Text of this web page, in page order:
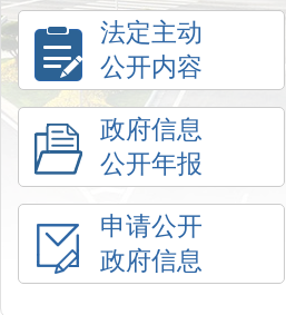
法定主动
公开内容
政府信息
公开年报
申请公开
政府信息